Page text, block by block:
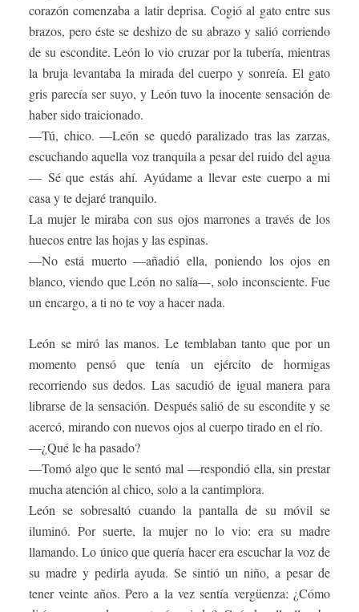
corazón comenzaba a latir deprisa. Cogió al gato entre sus
brazos, pero éste se deshizo de su abrazo y salió corriendo
de su escondite. León lo vio cruzar por la tubería, mientras
la bruja levantaba la mirada del cuerpo y sonreía. El gato
gris parecía ser suyo, y León tuvo la inocente sensación de
haber sido traicionado.
—Tú, chico. —León se quedó paralizado tras las zarzas,
escuchando aquella voz tranquila a pesar del ruido del agua
— Sé que estás ahí. Ayúdame a llevar este cuerpo a mi
casa y te dejaré tranquilo.
La mujer le miraba con sus ojos marrones a través de los
huecos entre las hojas y las espinas.
—No está muerto —añadió ella, poniendo los ojos en
blanco, viendo que León no salía—, solo inconsciente. Fue
un encargo, a ti no te voy a hacer nada.
León se miró las manos. Le temblaban tanto que por un
momento pensó que tenía un ejército de hormigas
recorriendo sus dedos. Las sacudió de igual manera para
librarse de la sensación. Después salió de su escondite y se
acercó, mirando con nuevos ojos al cuerpo tirado en el río.
—¿Qué le ha pasado?
—Tomó algo que le sentó mal —respondió ella, sin prestar
mucha atención al chico, solo a la cantimplora.
León se sobresaltó cuando la pantalla de su móvil se
iluminó. Por suerte, la mujer no lo vio: era su madre
llamando. Lo único que quería hacer era escuchar la voz de
su madre y pedirla ayuda. Se sintió un niño, a pesar de
tener veinte años. Pero a la vez sentía vergüenza: ¿Cómo